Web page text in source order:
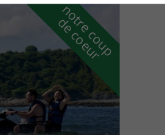
n
o
t
r
e
c
o
u
p
d
e
c
o
e
u
r